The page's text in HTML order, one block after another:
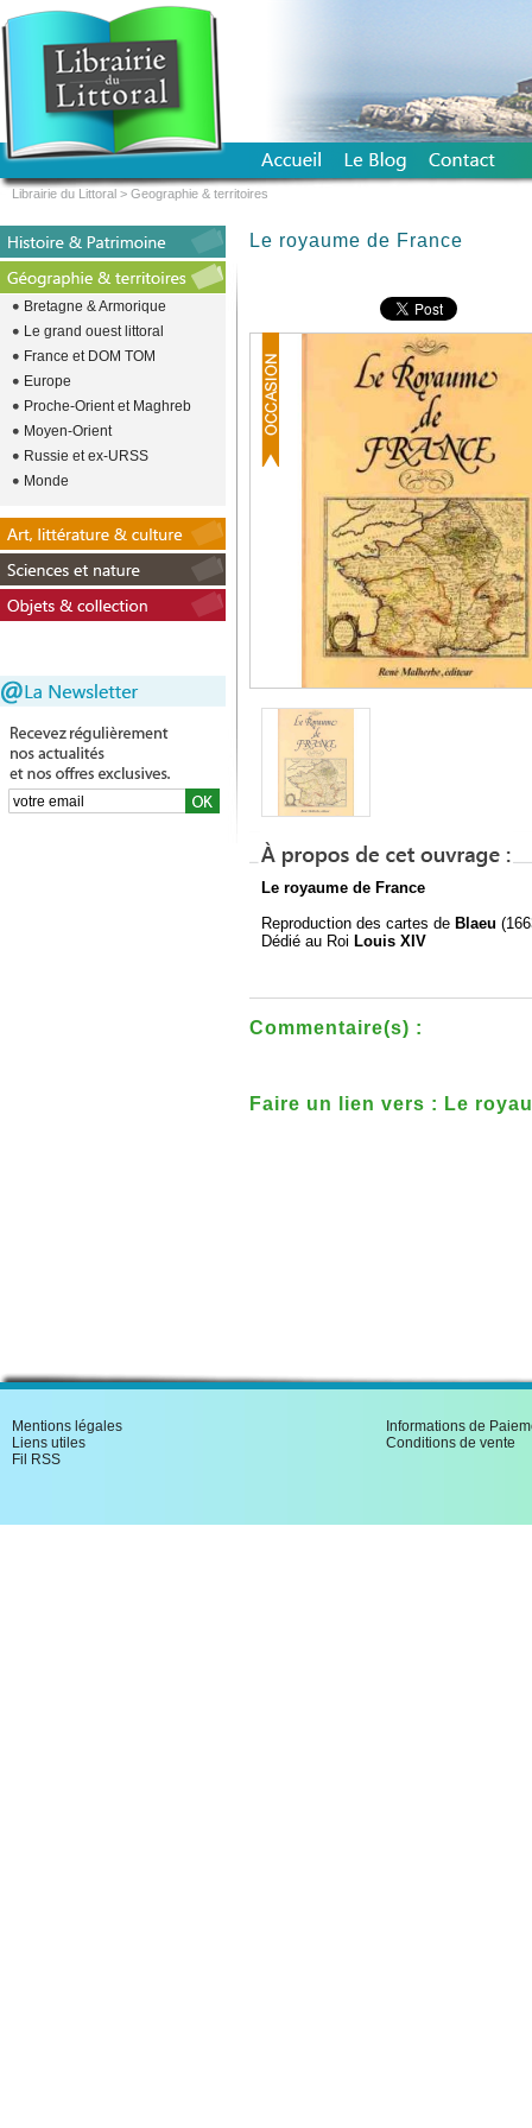
Le royaume de France
Le royaume de France
Reproduction des cartes de Blaeu
Dédié au Roi Louis XIV
Commentaire(s) :
Faire un lien vers : Le
Bretagne & Armorique
Le grand ouest littoral
France et DOM TOM
Europe
Proche-Orient et Maghreb
Moyen-Orient
Russie et ex-URSS
Monde
Librairie du Littoral > Geographie & territoires
Mentions légales
Liens utiles
Fil RSS
Informations de
Conditions de vente